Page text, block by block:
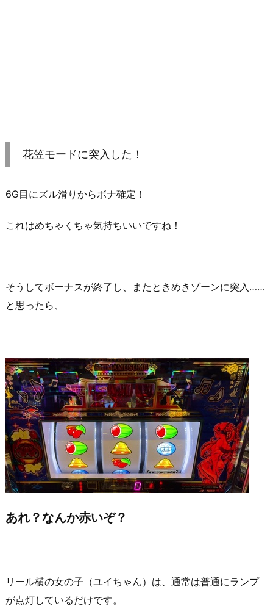
花笠モードに突入した！
6G目にズル滑りからボナ確定！
これはめちゃくちゃ気持ちいいですね！
そうしてボーナスが終了し、またときめきゾーンに突入……
と思ったら、
あれ？なんか赤いぞ？
リール横の女の子（ユイちゃん）は、通常は普通にランプ
が点灯しているだけです。